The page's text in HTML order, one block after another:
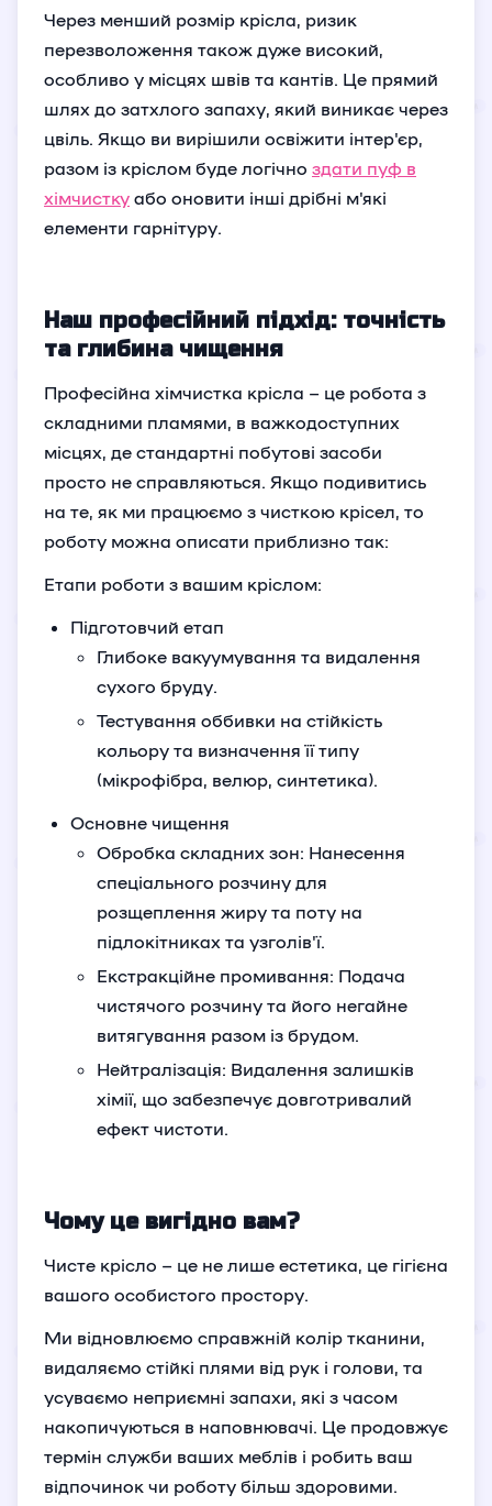
Через менший розмір крісла, ризик
перезволоження також дуже високий,
особливо у місцях швів та кантів. Це прямий
шлях до затхлого запаху, який виникає через
цвіль. Якщо ви вирішили освіжити інтер'єр,
разом із кріслом буде логічно здати пуф в
хімчистку або оновити інші дрібні м'які
елементи гарнітуру.
Наш професійний підхід: точність
та глибина чищення
Професійна хімчистка крісла – це робота з
складними пламями, в важкодоступних
місцях, де стандартні побутові засоби
просто не справляються. Якщо подивитись
на те, як ми працюємо з чисткою крісел, то
роботу можна описати приблизно так:
Етапи роботи з вашим кріслом:
Підготовчий етап
Глибоке вакуумування та видалення
сухого бруду.
Тестування оббивки на стійкість
кольору та визначення її типу
(мікрофібра, велюр, синтетика).
Основне чищення
Обробка складних зон: Нанесення
спеціального розчину для
розщеплення жиру та поту на
підлокітниках та узголів'ї.
Екстракційне промивання: Подача
чистячого розчину та його негайне
витягування разом із брудом.
Нейтралізація: Видалення залишків
хімії, що забезпечує довготривалий
ефект чистоти.
Чому це вигідно вам?
Чисте крісло – це не лише естетика, це гігієна
вашого особистого простору.
Ми відновлюємо справжній колір тканини,
видаляємо стійкі плями від рук і голови, та
усуваємо неприємні запахи, які з часом
накопичуються в наповнювачі. Це продовжує
термін служби ваших меблів і робить ваш
відпочинок чи роботу більш здоровими.